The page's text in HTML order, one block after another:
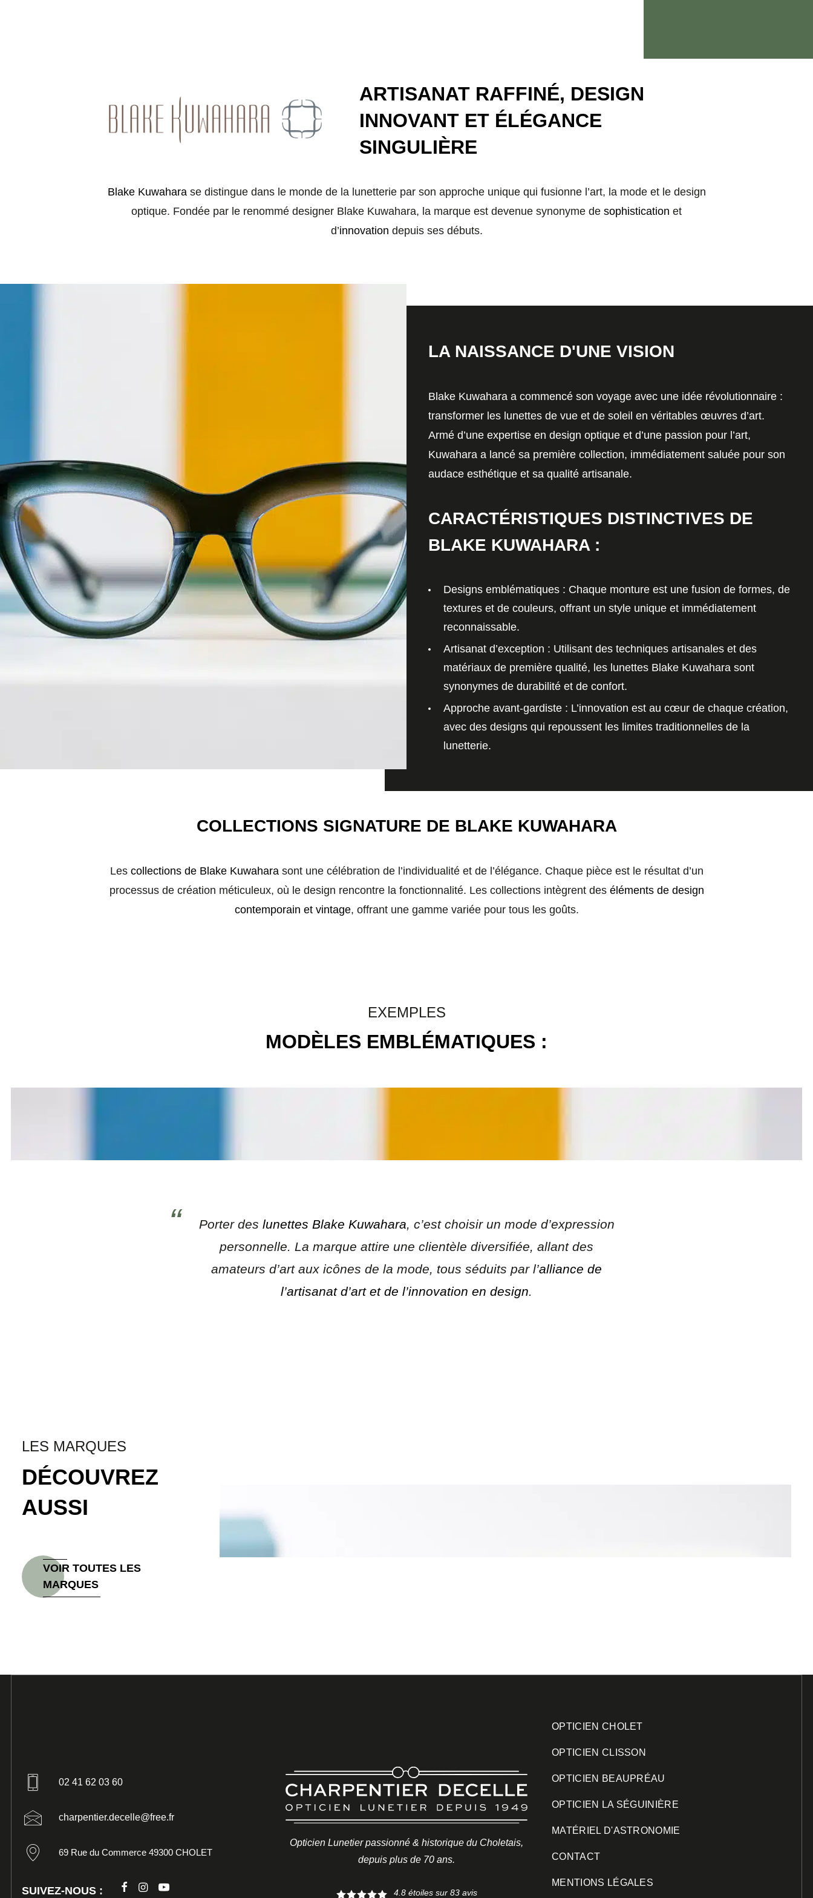
ARTISANAT RAFFINÉ, DESIGN
INNOVANT ET ÉLÉGANCE
SINGULIÈRE
Blake Kuwaharase distingue dans le monde de la lunetterie par son approche unique qui fusionne l’art, la mode et le design
optique. Fondée par le renommé designer Blake Kuwahara, la marque est devenue synonyme de sophistication et
d’innovation depuis ses débuts.
LA NAISSANCE D'UNE VISION
Blake Kuwahara a commencé son voyage avec une idée révolutionnaire :
transformer les lunettes de vue et de soleil en véritables œuvres d’art.
Armé d’une expertise en design optique et d’une passion pour l’art,
Kuwahara a lancé sa première collection, immédiatement saluée pour son
audace esthétique et sa qualité artisanale.
CARACTÉRISTIQUES DISTINCTIVES DE
BLAKE KUWAHARA :
Designs emblématiques : Chaque monture est une fusion de formes, de
textures et de couleurs, offrant un style unique et immédiatement
reconnaissable.
Artisanat d’exception : Utilisant des techniques artisanales et des
matériaux de première qualité, les lunettes Blake Kuwahara sont
synonymes de durabilité et de confort.
Approche avant-gardiste : L’innovation est au cœur de chaque création,
avec des designs qui repoussent les limites traditionnelles de la
lunetterie.
COLLECTIONS SIGNATURE DE BLAKE KUWAHARA
Les collections de Blake Kuwaharasont une célébration de l’individualité et de l’élégance. Chaque pièce est le résultat d’un
processus de création méticuleux, où le design rencontre la fonctionnalité. Les collections intègrent des éléments de design
contemporain et vintage, offrant une gamme variée pour tous les goûts.
MODÈLES EMBLÉMATIQUES :
EXEMPLES
Porter des lunettes Blake Kuwahara, c’est choisir un mode d’expression
personnelle. La marque attire une clientèle diversifiée, allant des
amateurs d’art aux icônes de la mode, tous séduits par l’alliance de
l’artisanat d’art et de l’innovation en design.
DÉCOUVREZ
AUSSI
LES MARQUES
VOIR TOUTES LES
MARQUES
02 41 62 03 60
charpentier.decelle@free.fr
69 Rue du Commerce 49300 CHOLET
SUIVEZ-NOUS :
Opticien Lunetier passionné & historique du Choletais,
depuis plus de 70 ans.
4.8étoiles sur 83 avis
OPTICIEN CHOLET
OPTICIEN CLISSON
OPTICIEN BEAUPRÉAU
OPTICIEN LA SÉGUINIÈRE
MATÉRIEL D'ASTRONOMIE
CONTACT
MENTIONS LÉGALES